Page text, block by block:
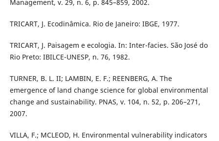
Management, v. 29, n. 6, p. 845–859, 2002.
TRICART, J. Ecodinâmica. Rio de Janeiro: IBGE, 1977.
TRICART, J. Paisagem e ecologia. In: Inter-facies. São José do
Rio Preto: IBILCE-UNESP, n. 76, 1982.
TURNER, B. L. II; LAMBIN, E. F.; REENBERG, A. The
emergence of land change science for global environmental
change and sustainability. PNAS, v. 104, n. 52, p. 206–271,
2007.
VILLA, F.; MCLEOD, H. Environmental vulnerability indicators